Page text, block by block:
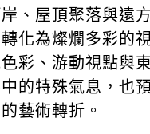
、屋頂聚落與遠
化為燦爛多彩的
彩、游動視點與
的特殊氣息，也
藝術轉折。